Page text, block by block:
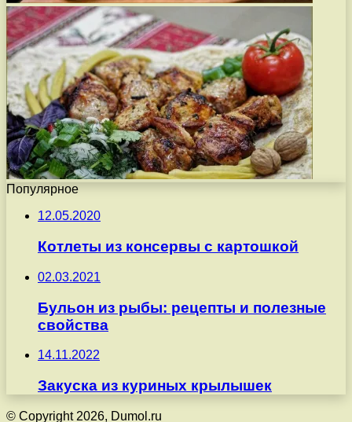
Популярное
12.05.2020
Котлеты из консервы с картошкой
02.03.2021
Бульон из рыбы: рецепты и полезные
свойства
14.11.2022
Закуска из куриных крылышек
© Copyright 2026, Dumol.ru